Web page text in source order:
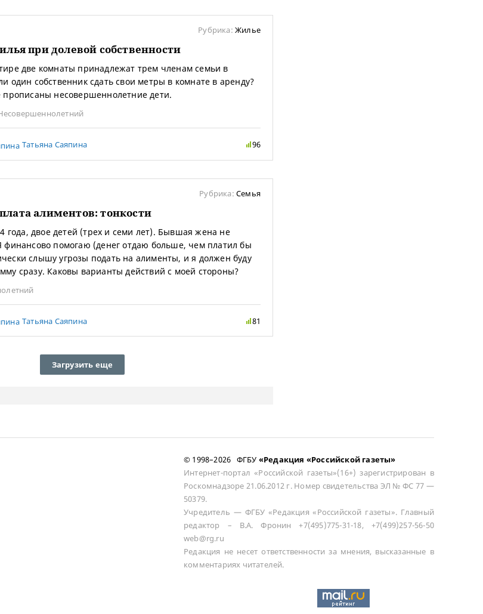
Рубрика: Жилье
при долевой собственности
две комнаты принадлежат трем членам семьи в
один собственник сдать свои метры в комнате в аренду?
прописаны несовершеннолетние дети.
Татьяна Саяпина 96
Рубрика: Семья
алиментов: тонкости
года, двое детей (трех и семи лет). Бывшая жена не
финансово помогаю (денег отдаю больше, чем платил бы
слышу угрозы подать на алименты, и я должен буду
сразу. Каковы варианты действий с моей стороны?
Татьяна Саяпина 81
Загрузить еще
© 1998–2026 ФГБУ «Редакция «Российской газеты»
Интернет-портал «Российской газеты»(16+) зарегистрирован в
Роскомнадзоре 21.06.2012 г. Номер свидетельства ЭЛ № ФС 77 —
50379.
Учредитель — ФГБУ «Редакция «Российской газеты». Главный
редактор – В.А. Фронин +7(495)775-31-18, +7(499)257-56-50
web@rg.ru
Редакция не несет ответственности за мнения, высказанные в
комментариях читателей.